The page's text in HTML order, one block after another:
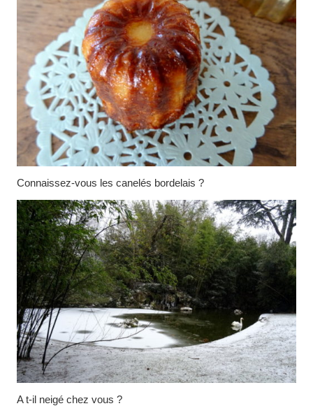
Connaissez-vous les canelés bordelais ?
A t-il neigé chez vous ?